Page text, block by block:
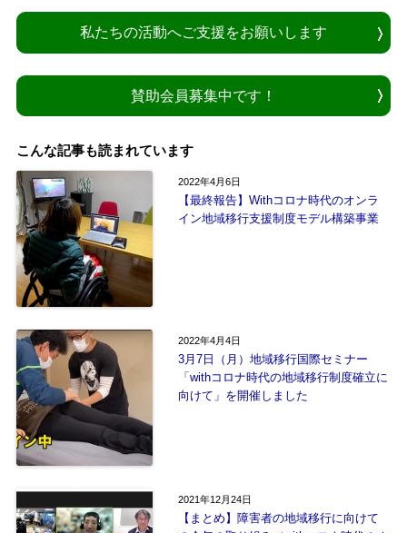
私たちの活動へご支援をお願いします
賛助会員募集中です！
こんな記事も読まれています
2022年4月6日
【最終報告】Withコロナ時代のオンラ
イン地域移行支援制度モデル構築事業
2022年4月4日
3月7日（月）地域移行国際セミナー
「withコロナ時代の地域移行制度確立に
向けて」を開催しました
2021年12月24日
【まとめ】障害者の地域移行に向けて